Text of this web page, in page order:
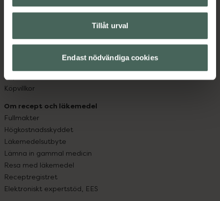
Tillåt urval
Endast nödvändiga cookies
Vanliga frågor
Leverans, betalning och retur
App
Köpvillkor
Om recept och läkemedel
Fullmakter
Högkostnadsskyddet
Läkemedelsutbyte
Lämna in gammal medicin
Resa med läkemedel
Receptregistret
Elektroniskt expertstöd, EES